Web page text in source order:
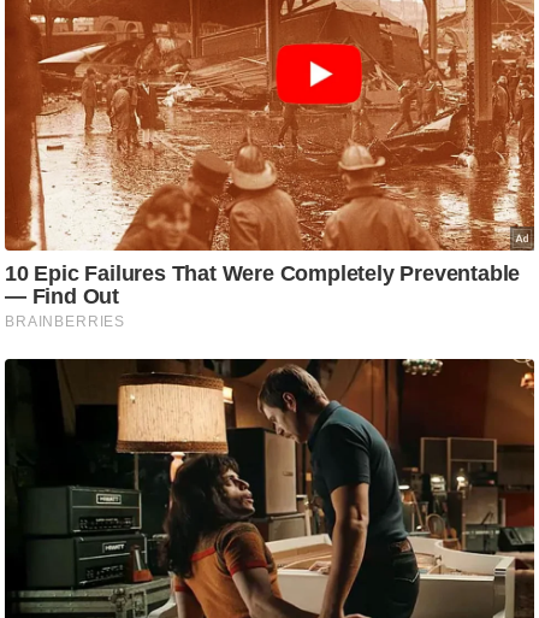
/
फै
न
घ
रे
लू
नु
स्खे
प
ट
स